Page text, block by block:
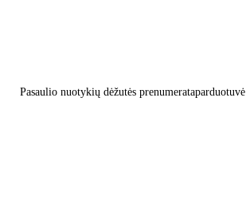
Pasaulio nuotykių dėžutės prenumerataparduotuvė